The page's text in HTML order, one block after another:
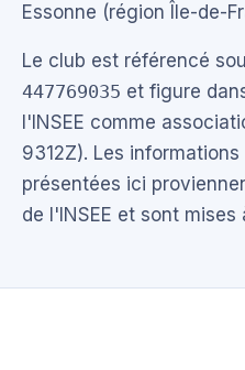
Essonne (région Île-de-
Le club est référencé
447769035 et figure
l'INSEE comme
9312Z). Les
présentées ici
de l'INSEE et sont